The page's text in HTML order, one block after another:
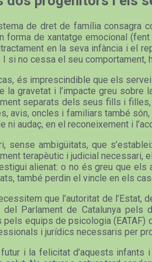
de dret de família consagra
forma de xantatge emocional
en la seva infància i el
I si no cessa el seu comportament,
és imprescindible que els
la gravetat i l’impacte greu
separats dels seus fills i
avis, oncles i familiars també
ni audaç, en el reconeixement i
sense ambigüitats, que
terapèutic i judicial
alienat: o no és greu que els
també perdin el vincle en els
que l’autoritat de
del Parlament de Catalunya
equips de psicologia (EATAF)
i jurídics necessaris per
i la felicitat d’aquests infants